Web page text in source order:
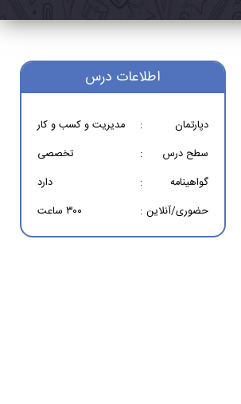
اطلاعات درس
دپارتمان :
مدیریت و کسب و کار
سطح درس
:
تخصصی
گواهینامه
:
دارد
حضوری/آنلاین : ۳۰۰ ساعت